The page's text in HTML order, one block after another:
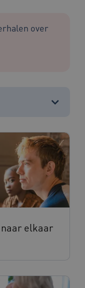
over
elkaar